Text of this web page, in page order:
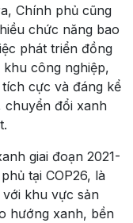
Chính phủ cũng
chức năng bao
phát triển đồng
công nghiệp,
cực và đáng kể
chuyển đổi xanh
giai đoạn 2021-
tại COP26, là
khu vực sản
hướng xanh, bền